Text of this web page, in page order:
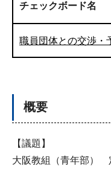
チェックボード名
職員団体との交渉・
概要
【議題】
大阪教組（青年部）